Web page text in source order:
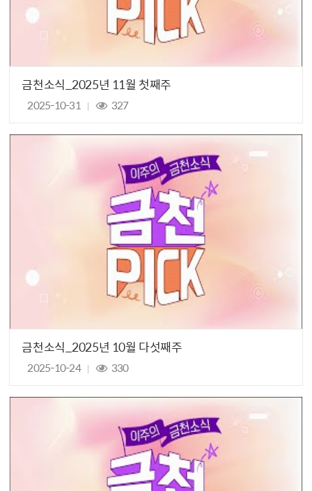
금천소식_2025년 11월 첫째주
2025-10-31 327
금천소식_2025년 10월 다섯째주
2025-10-24 330